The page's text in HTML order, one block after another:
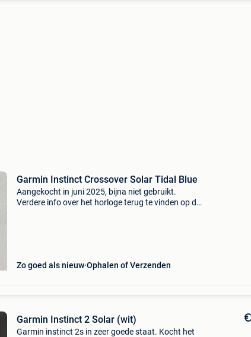
Garmin Instinct Crossover Solar Tidal Blue
Aangekocht in juni 2025, bijna niet gebruikt.
Verdere info over het horloge terug te vinden op de
Zo goed als nieuw Ophalen of Verzenden
Garmin Instinct 2 Solar (wit)
Garmin instinct 2s in zeer goede staat. Kocht het